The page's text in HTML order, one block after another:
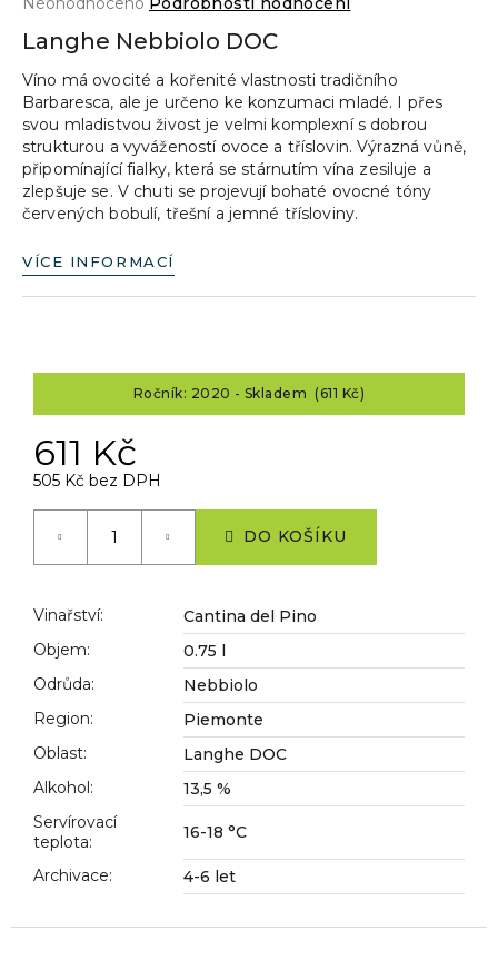
produktu
0,0
z
5
hvězdiček.
Langhe Nebbiolo DOC
Víno má ovocité a kořenité vlastnosti tradičního
Barbaresca, ale je určeno ke konzumaci mladé. I přes
svou mladistvou živost je velmi komplexní s dobrou
strukturou a vyvážeností ovoce a tříslovin. Výrazná vůně,
připomínající fialky, která se stárnutím vína zesiluje a
zlepšuje se. V chuti se projevují bohaté ovocné tóny
červených bobulí, třešní a jemné třísloviny.
VÍCE INFORMACÍ
Ročník: 2020 - Skladem (611 Kč)
611 Kč
505 Kč bez DPH
DO KOŠÍKU
Vinařství:
Cantina del Pino
Objem:
0.75 l
Odrůda:
Nebbiolo
Region:
Piemonte
Oblast:
Langhe DOC
Alkohol:
13,5 %
Servírovací
teplota: 16-18 °C
Archivace: 4-6 let
a
j
í
t
?
HLEDAT
o
u
e